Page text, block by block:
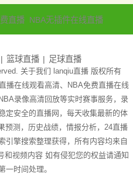
直播 NBA无插件在线直播
篮球直播 足球直播
关于我们 lanqiu直播版权所有
播在线观看高清、NBA免费直播在线
录像高清回放等实时赛事服务，录
定安全的直播网，每天收集最新的体
预测，历史战绩，情报分析，24直播
引擎搜索整理获得，所有内容均来自
和视频内容 如有侵犯您的权益请通知
一时间处理。